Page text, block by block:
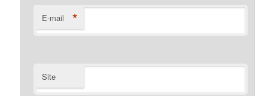
E-mail *
Site